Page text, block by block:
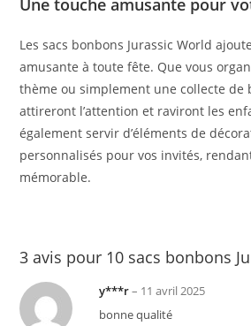
Les sacs bonbons Jurassic World
amusante à toute fête. Que vous
thème ou simplement une collecte de
attireront l’attention et raviront les
également servir d’éléments de
personnalisés pour vos invités,
mémorable.
3 avis pour 10 sacs bonbons
y***r– 11 avril 2025
bonne qualité